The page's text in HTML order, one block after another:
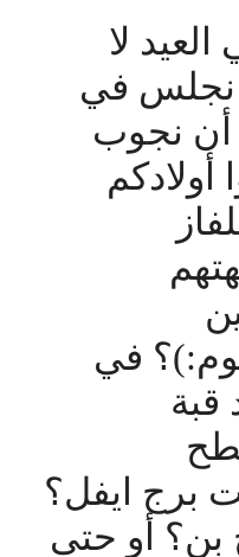
لا
نجلس في
أن نجوب
أولادكم
في
قبة
برج ايفل؟
بن؟ أو حتى